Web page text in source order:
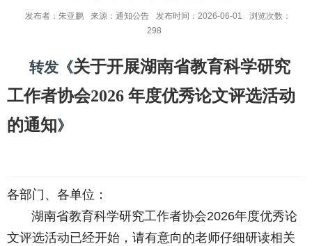
发布者：朱亚鹏 来源：通知公告 发布时间：2026-06-01
浏览次数：
298
转发《关于开展湖南省教育科学研究
工作者协会2026 年度优秀论文评选活动
的通知》
各部门、各单位 ：
湖南省教育科学研究工作者协会2026年度优秀论
文评选活动已经开始，请有意向的老师仔细研读相关